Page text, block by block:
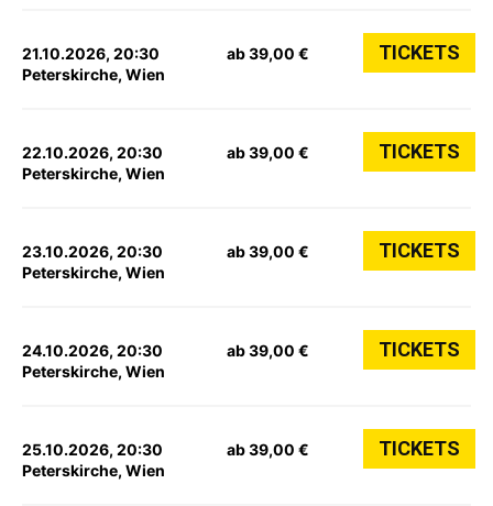
21.10.2026, 20:30
Peterskirche, Wien
ab 39,00 € TICKETS
22.10.2026, 20:30
Peterskirche, Wien
ab 39,00 € TICKETS
23.10.2026, 20:30
Peterskirche, Wien
ab 39,00 € TICKETS
24.10.2026, 20:30
Peterskirche, Wien
ab 39,00 € TICKETS
25.10.2026, 20:30
Peterskirche, Wien
ab 39,00 € TICKETS